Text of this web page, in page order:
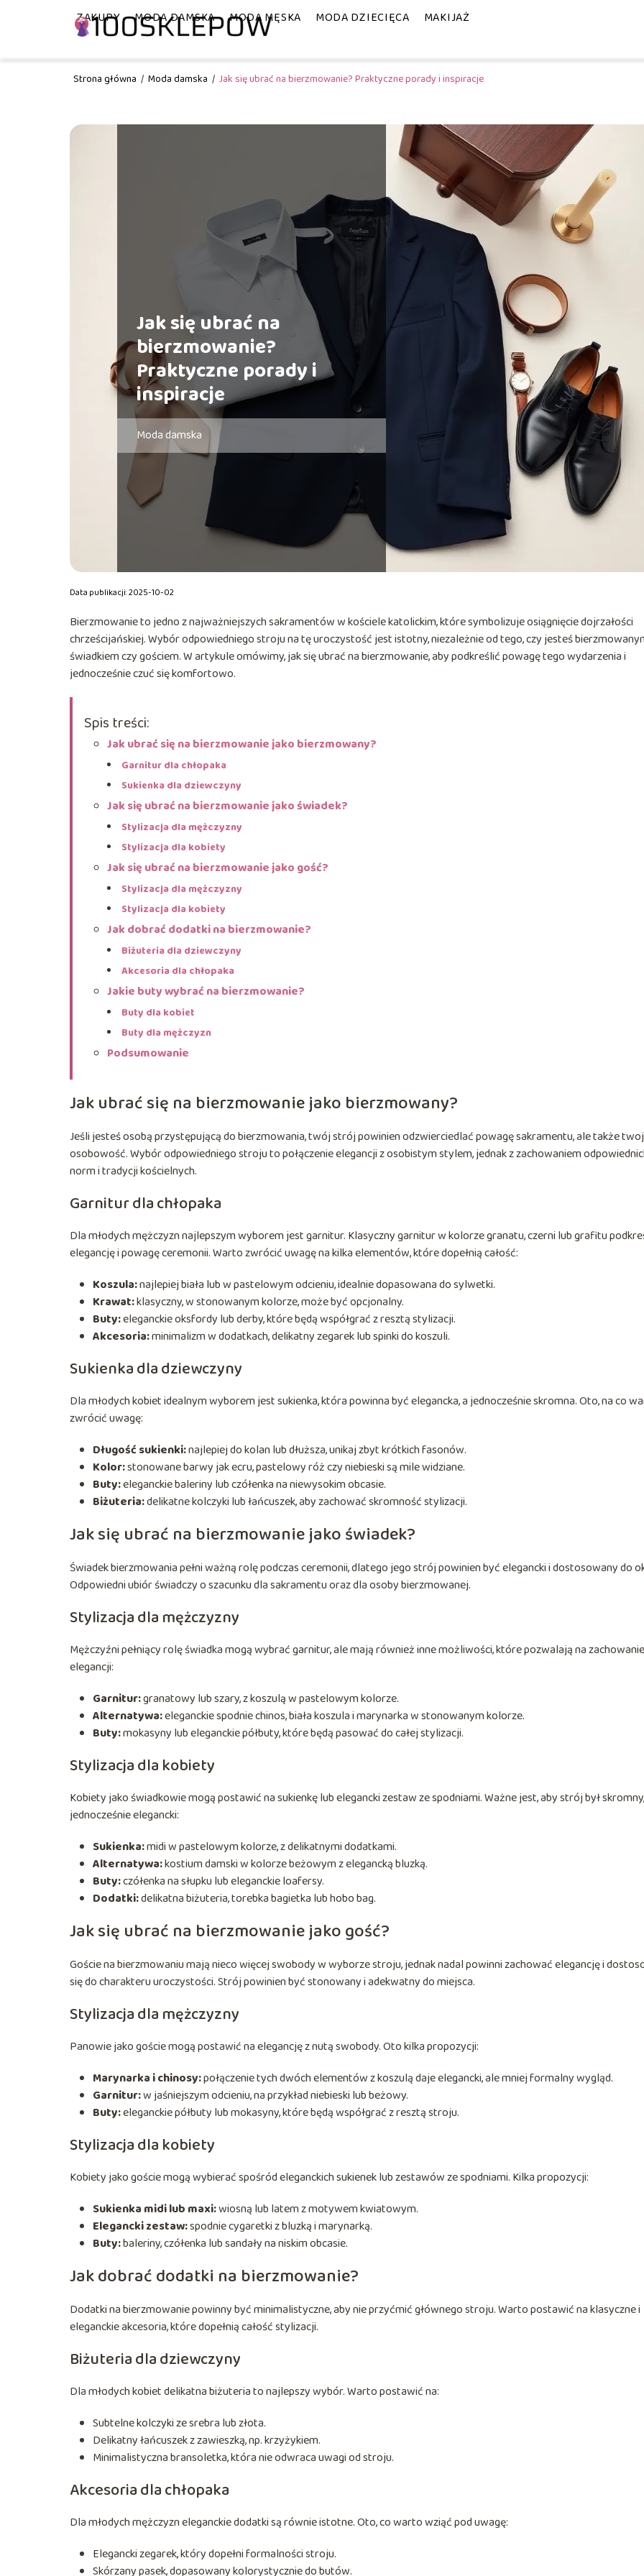
ZAKUPY MODA DAMSKA MODA MĘSKA MODA DZIECIĘCA MAKIJAŻ
Strona główna / Moda damska / Jak się ubrać na bierzmowanie? Praktyczne porady i inspiracje
Jak się ubrać na
bierzmowanie?
Praktyczne porady i
inspiracje
Moda damska
Data publikacji: 2025-10-02
Bierzmowanie to jedno z najważniejszych sakramentów w kościele katolickim, które symbolizuje osiągnięcie dojrzałości
chrześcijańskiej. Wybór odpowiedniego stroju na tę uroczystość jest istotny, niezależnie od tego, czy jesteś
świadkiem czy gościem. W artykule omówimy, jak się ubrać na bierzmowanie, aby podkreślić powagę tego wydarzenia i
jednocześnie czuć się komfortowo.
Spis treści:
Jak ubrać się na bierzmowanie jako bierzmowany?
Garnitur dla chłopaka
Sukienka dla dziewczyny
Jak się ubrać na bierzmowanie jako świadek?
Stylizacja dla mężczyzny
Stylizacja dla kobiety
Jak się ubrać na bierzmowanie jako gość?
Stylizacja dla mężczyzny
Stylizacja dla kobiety
Jak dobrać dodatki na bierzmowanie?
Biżuteria dla dziewczyny
Akcesoria dla chłopaka
Jakie buty wybrać na bierzmowanie?
Buty dla kobiet
Buty dla mężczyzn
Podsumowanie
Jak ubrać się na bierzmowanie jako bierzmowany?
Jeśli jesteś osobą przystępującą do bierzmowania, twój strój powinien odzwierciedlać powagę sakramentu, ale także
osobowość. Wybór odpowiedniego stroju to połączenie elegancji z osobistym stylem, jednak z zachowaniem
norm i tradycji kościelnych.
Garnitur dla chłopaka
Dla młodych mężczyzn najlepszym wyborem jest garnitur. Klasyczny garnitur w kolorze granatu, czerni lub grafitu
elegancję i powagę ceremonii. Warto zwrócić uwagę na kilka elementów, które dopełnią całość:
Koszula:najlepiej biała lub w pastelowym odcieniu, idealnie dopasowana do sylwetki.
Krawat:klasyczny, w stonowanym kolorze, może być opcjonalny.
Buty:eleganckie oksfordy lub derby, które będą współgrać z resztą stylizacji.
Akcesoria:minimalizm w dodatkach, delikatny zegarek lub spinki do koszuli.
Sukienka dla dziewczyny
Dla młodych kobiet idealnym wyborem jest sukienka, która powinna być elegancka, a jednocześnie skromna. Oto, na co
zwrócić uwagę:
Długość sukienki:najlepiej do kolan lub dłuższa, unikaj zbyt krótkich fasonów.
Kolor:stonowane barwy jak ecru, pastelowy róż czy niebieski są mile widziane.
Buty:eleganckie baleriny lub czółenka na niewysokim obcasie.
Biżuteria:delikatne kolczyki lub łańcuszek, aby zachować skromność stylizacji.
Jak się ubrać na bierzmowanie jako świadek?
Świadek bierzmowania pełni ważną rolę podczas ceremonii, dlatego jego strój powinien być elegancki i dostosowany do
Odpowiedni ubiór świadczy o szacunku dla sakramentu oraz dla osoby bierzmowanej.
Stylizacja dla mężczyzny
Mężczyźni pełniący rolę świadka mogą wybrać garnitur, ale mają również inne możliwości, które pozwalają na zachowanie
elegancji:
Garnitur:granatowy lub szary, z koszulą w pastelowym kolorze.
Alternatywa:eleganckie spodnie chinos, biała koszula i marynarka w stonowanym kolorze.
Buty:mokasyny lub eleganckie półbuty, które będą pasować do całej stylizacji.
Stylizacja dla kobiety
Kobiety jako świadkowie mogą postawić na sukienkę lub elegancki zestaw ze spodniami. Ważne jest, aby strój był
jednocześnie elegancki:
Sukienka:midi w pastelowym kolorze, z delikatnymi dodatkami.
Alternatywa:kostium damski w kolorze beżowym z elegancką bluzką.
Buty:czółenka na słupku lub eleganckie loafersy.
Dodatki:delikatna biżuteria, torebka bagietka lub hobo bag.
Jak się ubrać na bierzmowanie jako gość?
Goście na bierzmowaniu mają nieco więcej swobody w wyborze stroju, jednak nadal powinni zachować elegancję i
się do charakteru uroczystości. Strój powinien być stonowany i adekwatny do miejsca.
Stylizacja dla mężczyzny
Panowie jako goście mogą postawić na elegancję z nutą swobody. Oto kilka propozycji:
Marynarka i chinosy:połączenie tych dwóch elementów z koszulą daje elegancki, ale mniej formalny wygląd.
Garnitur:w jaśniejszym odcieniu, na przykład niebieski lub beżowy.
Buty:eleganckie półbuty lub mokasyny, które będą współgrać z resztą stroju.
Stylizacja dla kobiety
Kobiety jako goście mogą wybierać spośród eleganckich sukienek lub zestawów ze spodniami. Kilka propozycji:
Sukienka midi lub maxi:wiosną lub latem z motywem kwiatowym.
Elegancki zestaw:spodnie cygaretki z bluzką i marynarką.
Buty:baleriny, czółenka lub sandały na niskim obcasie.
Jak dobrać dodatki na bierzmowanie?
Dodatki na bierzmowanie powinny być minimalistyczne, aby nie przyćmić głównego stroju. Warto postawić na klasyczne i
eleganckie akcesoria, które dopełnią całość stylizacji.
Biżuteria dla dziewczyny
Dla młodych kobiet delikatna biżuteria to najlepszy wybór. Warto postawić na:
Subtelne kolczyki ze srebra lub złota.
Delikatny łańcuszek z zawieszką, np. krzyżykiem.
Minimalistyczna bransoletka, która nie odwraca uwagi od stroju.
Akcesoria dla chłopaka
Dla młodych mężczyzn eleganckie dodatki są równie istotne. Oto, co warto wziąć pod uwagę:
Elegancki zegarek, który dopełni formalności stroju.
Skórzany pasek, dopasowany kolorystycznie do butów.